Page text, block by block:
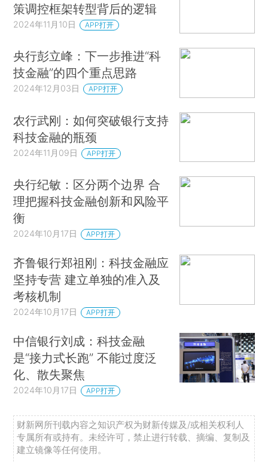
策调控框架转型背后的逻辑
2024年11月10日 APP打开
央行彭立峰：下一步推进“科
技金融”的四个重点思路
2024年12月03日 APP打开
农行武刚：如何突破银行支持
科技金融的瓶颈
2024年11月09日 APP打开
央行纪敏：区分两个边界 合
理把握科技金融创新和风险平
衡
2024年10月17日 APP打开
齐鲁银行郑祖刚：科技金融应
坚持专营 建立单独的准入及
考核机制
2024年10月17日 APP打开
中信银行刘成：科技金融
是“接力式长跑” 不能过度泛
化、散失聚焦
2024年10月17日 APP打开
财新网所刊载内容之知识产权为财新传媒及/或相关权利人
专属所有或持有。未经许可，禁止进行转载、摘编、复制及
建立镜像等任何使用。